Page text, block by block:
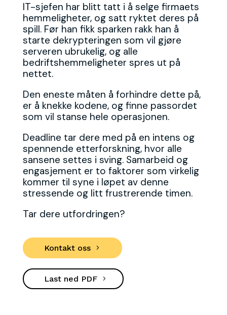
IT-sjefen har blitt tatt i å selge firmaets
hemmeligheter, og satt ryktet deres på
spill. Før han fikk sparken rakk han å
starte dekrypteringen som vil gjøre
serveren ubrukelig, og alle
bedriftshemmeligheter spres ut på
nettet.
Den eneste måten å forhindre dette på,
er å knekke kodene, og finne passordet
som vil stanse hele operasjonen.
Deadline tar dere med på en intens og
spennende etterforskning, hvor alle
sansene settes i sving. Samarbeid og
engasjement er to faktorer som virkelig
kommer til syne i løpet av denne
stressende og litt frustrerende timen.
Tar dere utfordringen?
Kontakt oss
Last ned PDF